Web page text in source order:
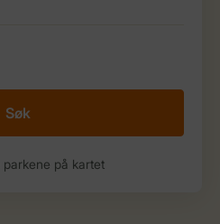
Søk
parkene på kartet